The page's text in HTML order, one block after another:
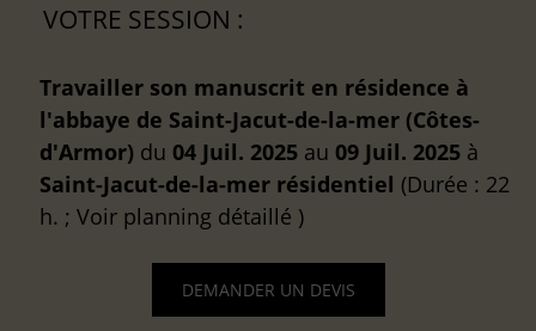
VOTRE SESSION :
Travailler son manuscrit en résidence à
l'abbaye de Saint-Jacut-de-la-mer (Côtes-
d'Armor) du 04 Juil. 2025 au 09 Juil. 2025 à
Saint-Jacut-de-la-mer résidentiel (Durée : 22
h. ; Voir planning détaillé )
DEMANDER UN DEVIS